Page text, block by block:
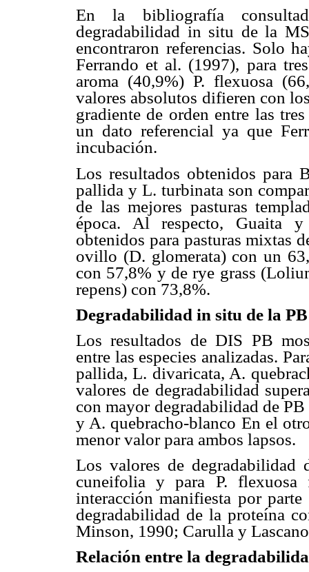
En la bibliografía
degradabilidad in situ de la
encontraron referencias. Solo
Ferrando et al. (1997), para
aroma (40,9%) P. flexuosa
valores absolutos difieren con
gradiente de orden entre las
un dato referencial ya que
incubación.
Los resultados obtenidos
pallida y L. turbinata son
de las mejores pasturas
época. Al respecto, Guaita y
obtenidos para pasturas mixtas
ovillo (D. glomerata) con un
con 57,8% y de rye grass
repens) con 73,8%.
Degradabilidad in situ de la PB
Los resultados de DIS PB
entre las especies analizadas.
pallida, L. divaricata, A.
valores de degradabilidad
con mayor degradabilidad de
y A. quebracho-blanco En el
menor valor para ambos lapsos.
Los valores de
cuneifolia y para P.
interacción manifiesta por
degradabilidad de la proteína
Minson, 1990; Carulla y
Relación entre la